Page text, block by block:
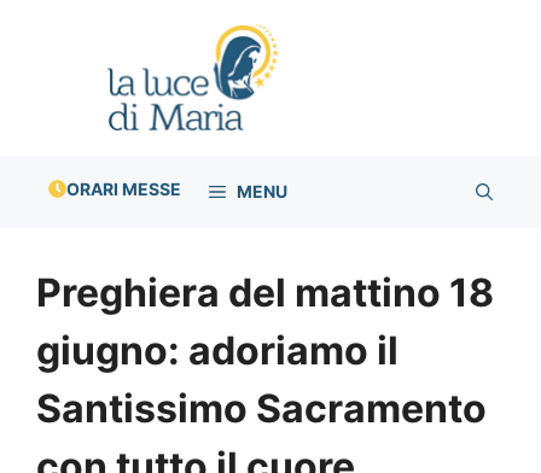
ORARI MESSE MENU
Preghiera del mattino 18
giugno: adoriamo il
Santissimo Sacramento